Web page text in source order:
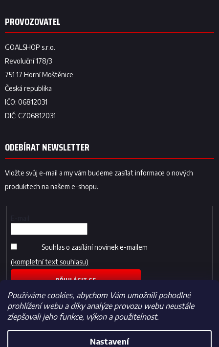
Používáme cookies, abychom Vám umožnili pohodlné
prohlížení webu a díky analýze provozu webu neustále
zlepšovali jeho funkce, výkon a použitelnost.
Nastavení
ODEBÍRAT NEWSLETTER
Vložte svůj e-mail a my vám budeme zasílat informace o nových
produktech na našem e-shopu.
Souhlas o zasílání novinek e-mailem
(kompletní text souhlasu)
PŘIHLÁSIT SE
Vytvořil Shoptet